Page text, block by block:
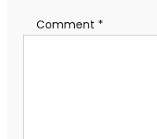
Comment *